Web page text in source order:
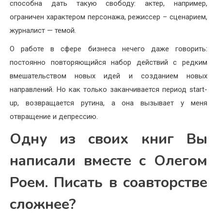
способна дать такую свободу: актер, например,
ограничен характером персонажа, режиссер – сценарием,
журналист — темой.
О работе в сфере бизнеса нечего даже говорить:
постоянно повторяющийся набор действий с редким
вмешательством новых идей и созданием новых
направлений. Но как только заканчивается период start-
up, возвращается рутина, а она вызывает у меня
отвращение и депрессию.
Одну из своих книг Вы
написали вместе с Олегом
Роем. Писать в соавторстве
сложнее?